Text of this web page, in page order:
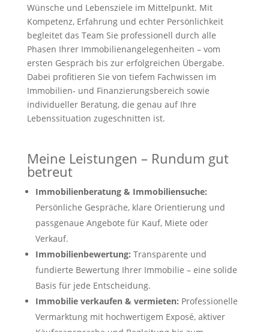
Wünsche und Lebensziele im Mittelpunkt. Mit
Kompetenz, Erfahrung und echter Persönlichkeit
begleitet das Team Sie professionell durch alle
Phasen Ihrer Immobilienangelegenheiten – vom
ersten Gespräch bis zur erfolgreichen Übergabe.
Dabei profitieren Sie von tiefem Fachwissen im
Immobilien- und Finanzierungsbereich sowie
individueller Beratung, die genau auf Ihre
Lebenssituation zugeschnitten ist.
Meine Leistungen – Rundum gut
betreut
Immobilienberatung & Immobiliensuche:
Persönliche Gespräche, klare Orientierung und
passgenaue Angebote für Kauf, Miete oder
Verkauf.
Immobilienbewertung: Transparente und
fundierte Bewertung Ihrer Immobilie – eine solide
Basis für jede Entscheidung.
Immobilie verkaufen & vermieten: Professionelle
Vermarktung mit hochwertigem Exposé, aktiver